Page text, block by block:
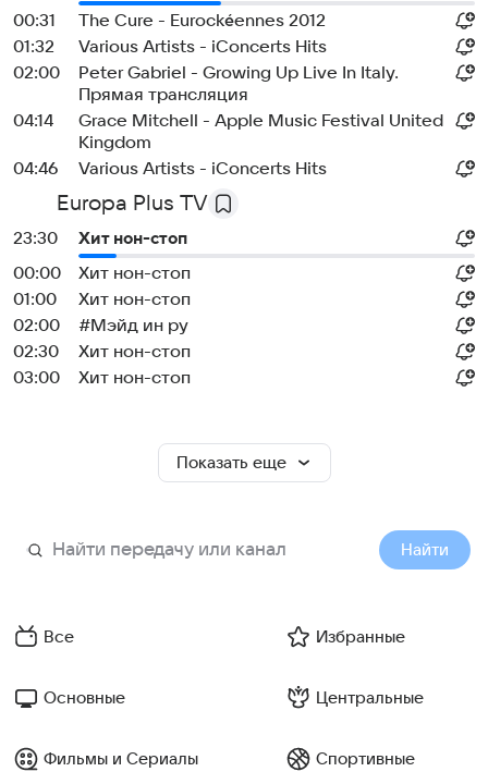
00:31
The Cure - Eurockéennes 2012
01:32
Various Artists - iConcerts Hits
02:00
Peter Gabriel - Growing Up Live In Italy.
Прямая трансляция
04:14
Grace Mitchell - Apple Music Festival United
Kingdom
04:46
Various Artists - iConcerts Hits
Europa Plus TV
23:30
Хит нон-стоп
00:00
Хит нон-стоп
01:00
Хит нон-стоп
02:00
#Мэйд ин ру
02:30
Хит нон-стоп
03:00
Хит нон-стоп
Показать еще
Найти
Все Избранные
Основные Центральные
Фильмы и Сериалы Спортивные